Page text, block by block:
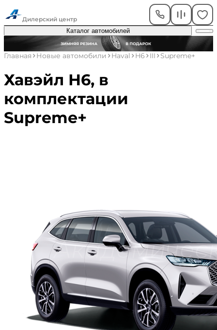
Дилерский центр
Каталог автомобилей
Главная Новые автомобили Haval H6 III Supreme+
Хавэйл Н6, в
комплектации
Supreme+